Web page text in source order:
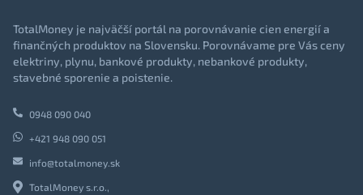
TotalMoney je najväčší portál na porovnávanie cien energií a
finančných produktov na Slovensku. Porovnávame pre Vás ceny
elektriny, plynu, bankové produkty, nebankové produkty,
stavebné sporenie a poistenie.
0948 090 040
+421 948 090 051
info@totalmoney.sk
TotalMoney s.r.o.,